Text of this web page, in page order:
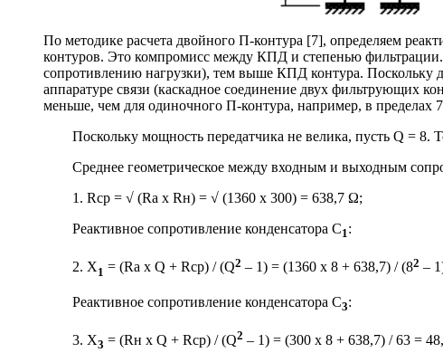
По методике расчета двойного П-контура [7], определяем
контуров. Это компромисс между КПД и степенью
сопротивлению нагрузки), тем выше КПД контура. Поскольку
аппаратуре связи (каскадное соединение двух фильтрующих
меньше, чем для одиночного П-контура, например, в пределах
Поскольку мощность передатчика не велика, пусть Q = 8.
Среднее геометрическое между входным и выходным
1. Rср = √ (Ra х Rн) = √ (1360 х 300) = 638,7 Ω;
Реактивное сопротивление конденсатора С1:
2. X1 = (Ra x Q + Rср) / (Q2 – 1) = (1360 x 8 + 638,7) / (82 –
Реактивное сопротивление конденсатора С3:
3. X3 = (Rн x Q + Rср) / (Q2 – 1) = (300 x 8 + 638,7) / 63 =